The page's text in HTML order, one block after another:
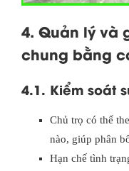
4. Quản lý và
chung bằng
4.1. Kiểm soát
Chủ trọ có thể
nào, giúp phân
Hạn chế tình